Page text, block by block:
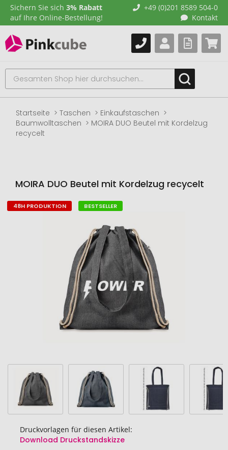
Sichern Sie sich 3% Rabatt
auf Ihre Online-Bestellung!
+49 (0)201 8589 504-0
Kontakt
Startseite Taschen
Einkaufstaschen
Baumwolltaschen
MOIRA DUO Beutel mit Kordelzug
recycelt
MOIRA DUO Beutel mit Kordelzug recycelt
Zum
Druckvorlagen für diesen Artikel:
Download Druckstandskizze
48H PRODUKTION BESTSELLER